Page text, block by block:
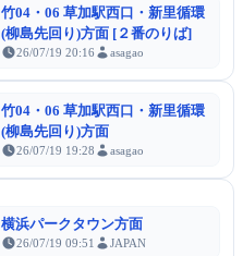
竹04・06 草加駅西口・新里循環
(柳島先回り)方面 [２番のりば]
26/07/19 20:16 asagao
竹04・06 草加駅西口・新里循環
(柳島先回り)方面
26/07/19 19:28 asagao
横浜パークタウン方面
26/07/19 09:51 JAPAN